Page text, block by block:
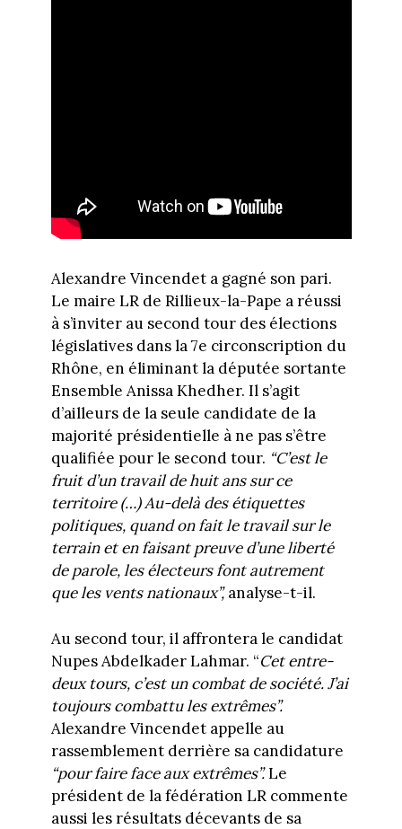
Alexandre Vincendet a gagné son pari.
Le maire LR de Rillieux-la-Pape a réussi
à s’inviter au second tour des élections
législatives dans la 7e circonscription du
Rhône, en éliminant la députée sortante
Ensemble Anissa Khedher. Il s’agit
d’ailleurs de la seule candidate de la
majorité présidentielle à ne pas s’être
qualifiée pour le second tour. “C’est le
fruit d’un travail de huit ans sur ce
territoire (…) Au-delà des étiquettes
politiques, quand on fait le travail sur le
terrain et en faisant preuve d’une liberté
de parole, les électeurs font autrement
que les vents nationaux”,analyse-t-il.
Au second tour, il affrontera le candidat
Nupes Abdelkader Lahmar. “Cet entre-
deux tours, c’est un combat de société. J’ai
toujours combattu les extrêmes”.
Alexandre Vincendet appelle au
rassemblement derrière sa candidature
“pour faire face aux extrêmes”.Le
président de la fédération LR commente
aussi les résultats décevants de sa